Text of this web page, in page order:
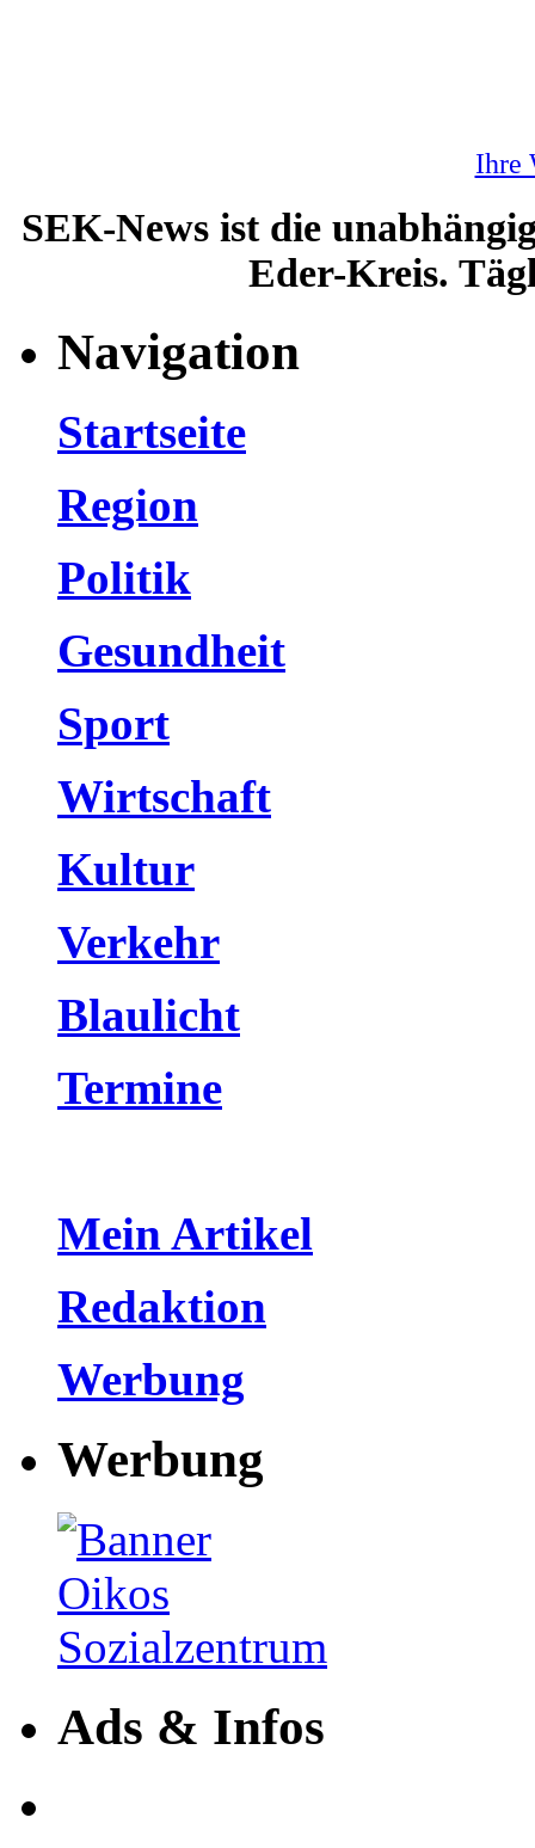
Ihre
SEK-News ist die
Eder-Kreis.
Navigation
Startseite
Region
Politik
Gesundheit
Sport
Wirtschaft
Kultur
Verkehr
Blaulicht
Termine
Mein Artikel
Redaktion
Werbung
Werbung
Ads & Infos